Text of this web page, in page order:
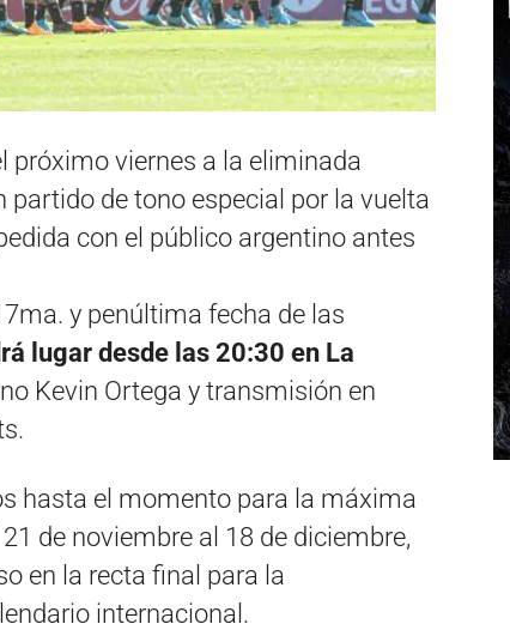
próximo viernes a la eliminada
partido de tono especial por la vuelta
con el público argentino antes
y penúltima fecha de las
lugar desde las 20:30 en La
Kevin Ortega y transmisión en
hasta el momento para la máxima
de noviembre al 18 de diciembre,
en la recta final para la
internacional.